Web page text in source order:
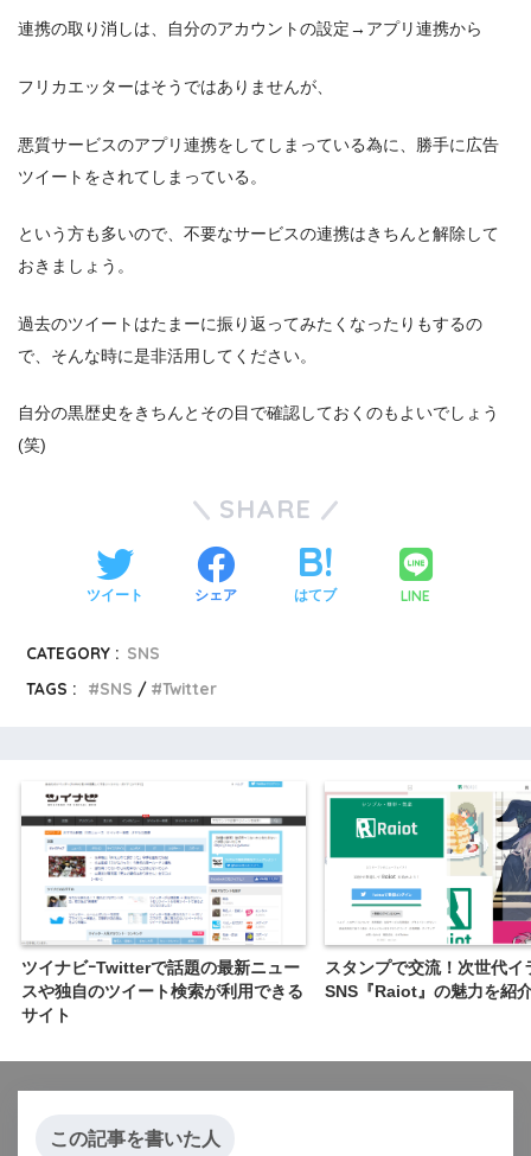
連携の取り消しは、自分のアカウントの設定→アプリ連携から
フリカエッターはそうではありませんが、
悪質サービスのアプリ連携をしてしまっている為に、勝手に広告
ツイートをされてしまっている。
という方も多いので、不要なサービスの連携はきちんと解除して
おきましょう。
過去のツイートはたまーに振り返ってみたくなったりもするの
で、そんな時に是非活用してください。
自分の黒歴史をきちんとその目で確認しておくのもよいでしょう
(笑)
SHARE
ツイート シェア はてブ LINE
CATEGORY : SNS
TAGS :
SNS Twitter
ツイナビｰTwitterで話題の最新ニュー
スや独自のツイート検索が利用できる
サイト
スタンプで交流！次世代イ
SNS『Raiot』の魅力を紹
この記事を書いた人